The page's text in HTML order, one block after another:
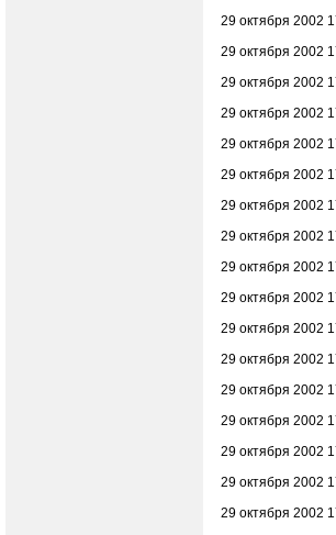
29 октября 2002
29 октября 2002
29 октября 2002
29 октября 2002
29 октября 2002
29 октября 2002
29 октября 2002
29 октября 2002
29 октября 2002
29 октября 2002
29 октября 2002
29 октября 2002
29 октября 2002
29 октября 2002
29 октября 2002
29 октября 2002
29 октября 2002